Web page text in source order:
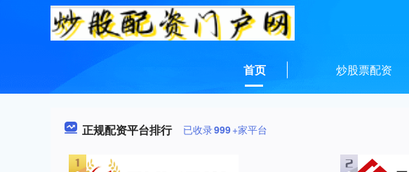
首页 炒股票配资
正规配资平台排行 已收录999+家平台